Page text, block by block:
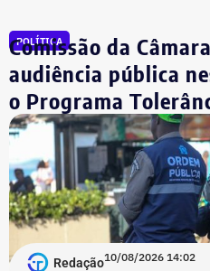
POLÍTICA
Comissão da
audiência pública
o Programa
Redação10/08/2026 14:02